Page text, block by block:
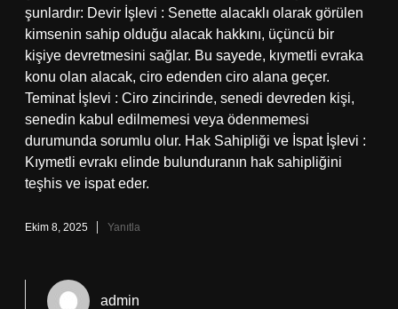
şunlardır: Devir İşlevi : Senette alacaklı olarak görülen
kimsenin sahip olduğu alacak hakkını, üçüncü bir
kişiye devretmesini sağlar. Bu sayede, kıymetli evraka
konu olan alacak, ciro edenden ciro alana geçer.
Teminat İşlevi : Ciro zincirinde, senedi devreden kişi,
senedin kabul edilmemesi veya ödenmemesi
durumunda sorumlu olur. Hak Sahipliği ve İspat İşlevi :
Kıymetli evrakı elinde bulunduranın hak sahipliğini
teşhis ve ispat eder.
Ekim 8, 2025 Yanıtla
admin